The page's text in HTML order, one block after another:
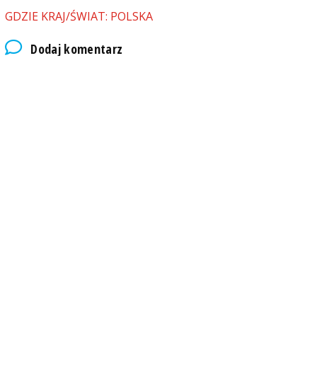
GDZIE KRAJ/ŚWIAT: POLSKA
Dodaj komentarz